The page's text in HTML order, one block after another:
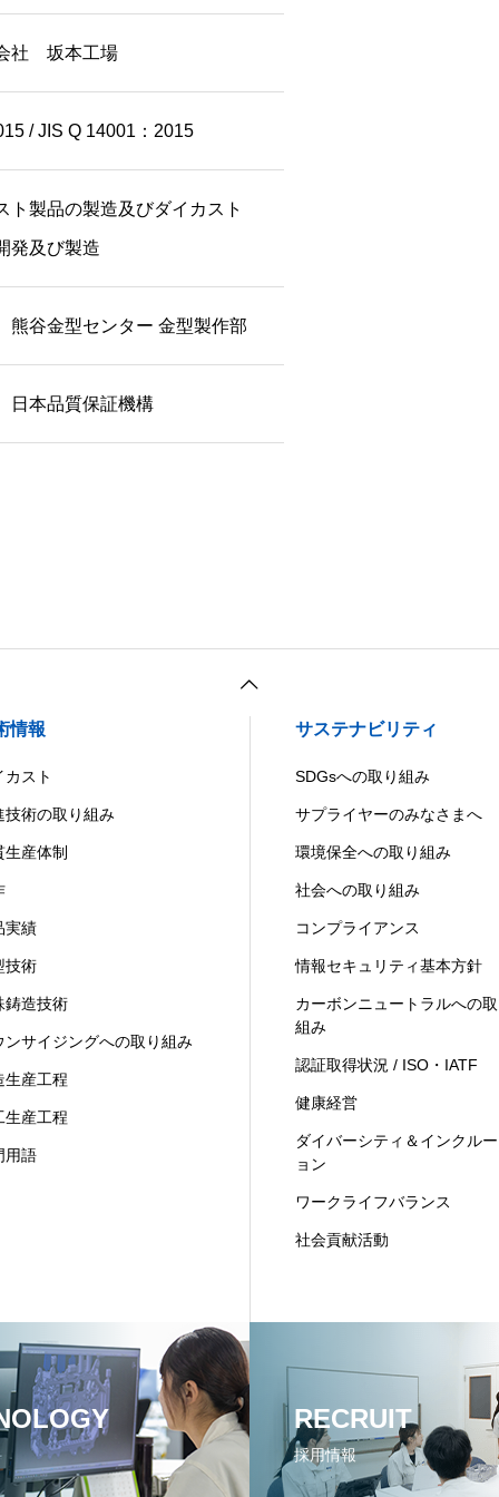
社 坂本工場
/ JIS Q 14001：2015
ト製品の製造及びダイカスト
発及び製造
熊谷金型センター 金型製作部
本品質保証機構
情報
カスト
技術の取り組み
生産体制
実績
技術
鋳造技術
ンサイジングへの取り組み
生産工程
生産工程
用語
サステナビリティ
SDGsへの取り組み
サプライヤーのみなさまへ
環境保全への取り組み
社会への取り組み
コンプライアンス
情報セキュリティ基本方針
カーボンニュートラルへの
組み
認証取得状況 / ISO・IATF
健康経営
ダイバーシティ＆インクル
ョン
ワークライフバランス
社会貢献活動
RECRUIT
採用情報